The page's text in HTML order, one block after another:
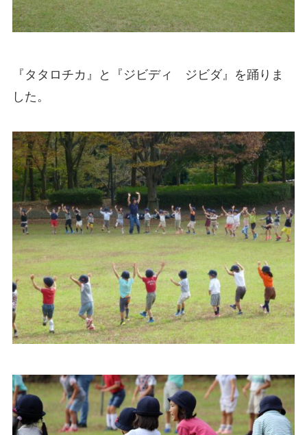
『タタロチカ』と『ジビディ ジビダ』を踊りま
した。